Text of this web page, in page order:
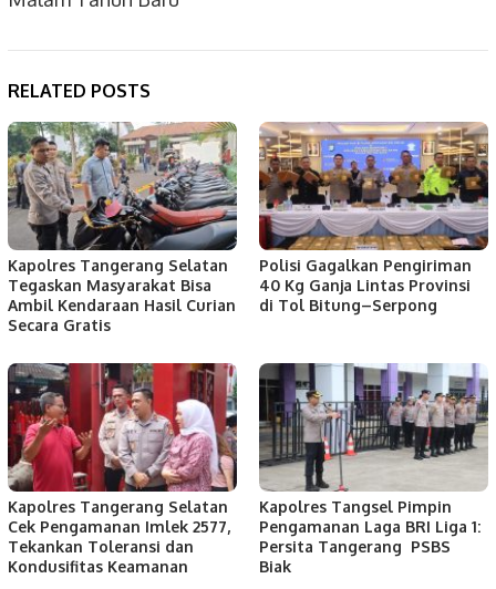
RELATED POSTS
Kapolres Tangerang Selatan
Tegaskan Masyarakat Bisa
Ambil Kendaraan Hasil Curian
Secara Gratis
Polisi Gagalkan Pengiriman
40 Kg Ganja Lintas Provinsi
di Tol Bitung–Serpong
Kapolres Tangerang Selatan
Cek Pengamanan Imlek 2577,
Tekankan Toleransi dan
Kondusifitas Keamanan
Kapolres Tangsel Pimpin
Pengamanan Laga BRI Liga 1:
Persita Tangerang PSBS
Biak